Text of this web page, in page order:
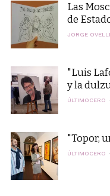
Las
de
JORGE
"Luis
y la
ÚLTIMOCERO
"Topor,
ÚLTIMOCERO